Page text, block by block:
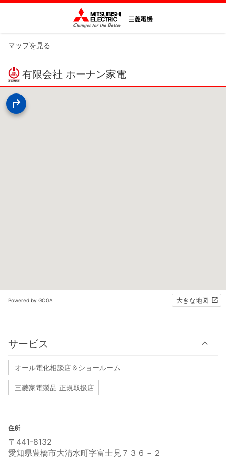
マップを見る
有限会社 ホーナン家電
Powered by GOGA 大きな地図
サービス
オール電化相談店＆ショールーム
三菱家電製品 正規取扱店
住所
〒441-8132
愛知県豊橋市大清水町字富士見７３６－２